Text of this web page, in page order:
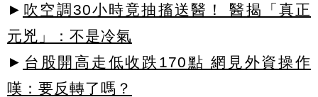
► 吹空調30小時竟抽搐送醫！ 醫揭「真正
元兇」：不是冷氣
► 台股開高走低收跌170點 網見外資操作
嘆：要反轉了嗎？